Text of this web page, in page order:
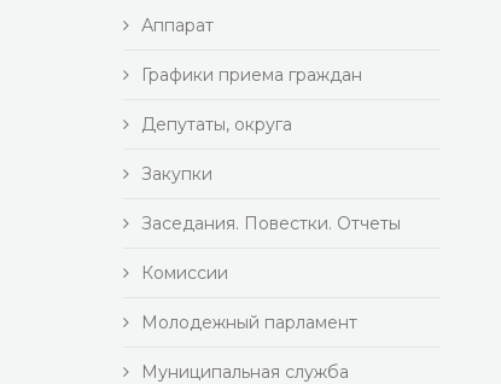
Аппарат
Графики приема граждан
Депутаты, округа
Закупки
Заседания. Повестки. Отчеты
Комиссии
Молодежный парламент
Муниципальная служба